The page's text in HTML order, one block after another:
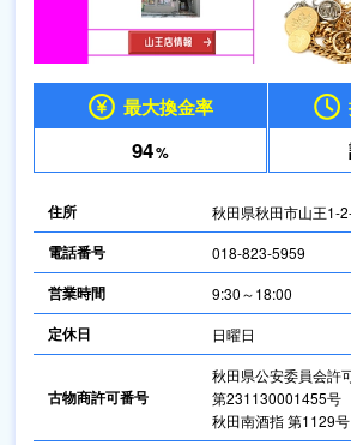
最大換金率
94%
住所 秋田県秋田市山王1-
電話番号 018-823-5959
営業時間 9:30～18:00
定休日 日曜日
古物商許可番号
秋田県公安委員会許
第231130001455号
秋田南酒指 第1129号